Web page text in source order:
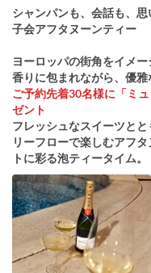
シャンパンも、会話も、
子会アフタヌーンティー
ヨーロッパの街角をイメ
香りに包まれながら、優雅
ご予約先着30名様に「ミ
ゼント
フレッシュなスイーツと
リーフローで楽しむアフ
トに彩る泡ティータイム。